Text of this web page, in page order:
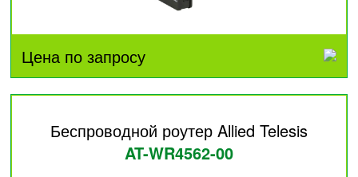
Цена по запросу
Беспроводной роутер Allied Telesis
AT-WR4562-00